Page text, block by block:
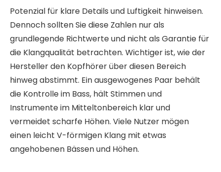
Potenzial für klare Details und Luftigkeit hinweisen.
Dennoch sollten Sie diese Zahlen nur als
grundlegende Richtwerte und nicht als Garantie für
die Klangqualität betrachten. Wichtiger ist, wie der
Hersteller den Kopfhörer über diesen Bereich
hinweg abstimmt. Ein ausgewogenes Paar behält
die Kontrolle im Bass, hält Stimmen und
Instrumente im Mitteltonbereich klar und
vermeidet scharfe Höhen. Viele Nutzer mögen
einen leicht V-förmigen Klang mit etwas
angehobenen Bässen und Höhen.